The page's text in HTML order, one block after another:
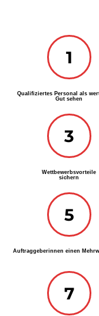
1
Qualifiziertes Personal als
Gut sehen
3
Wettbewerbsvorteile
sichern
5
Auftraggeberinnen einen
7